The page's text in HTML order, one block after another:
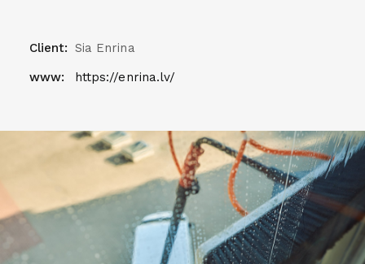
Client: Sia Enrina
www:
https://enrina.lv/